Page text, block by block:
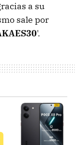
a su
sale por
'.